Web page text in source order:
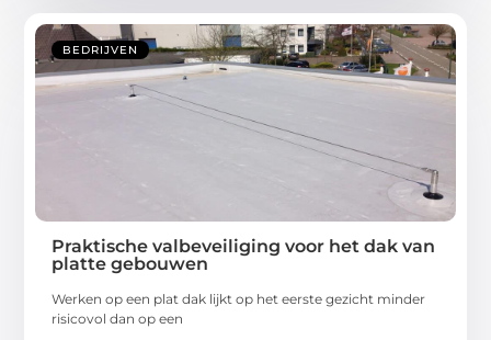
BEDRIJVEN
Praktische valbeveiliging voor het dak van
platte gebouwen
Werken op een plat dak lijkt op het eerste gezicht minder
risicovol dan op een